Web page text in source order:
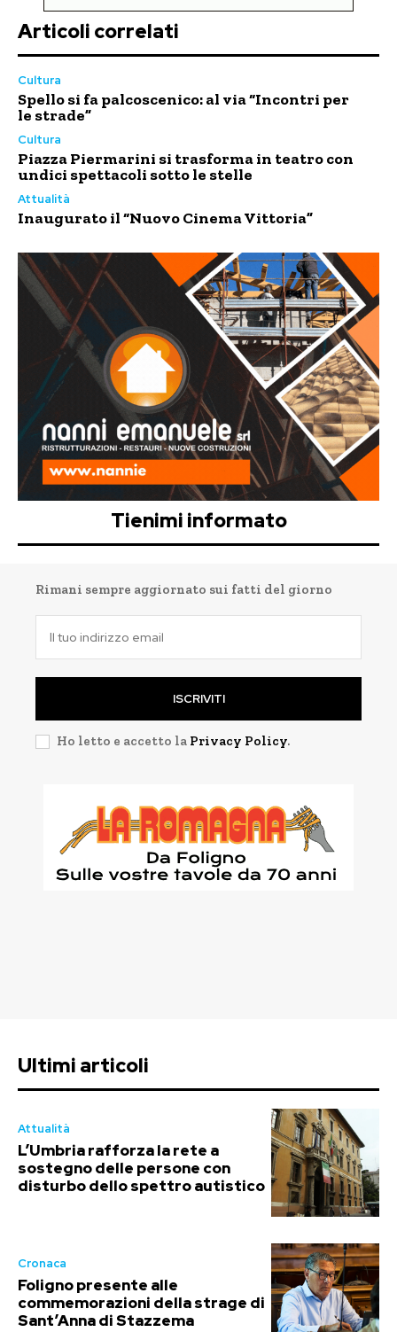
Articoli correlati
Cultura
Spello si fa palcoscenico: al via “Incontri per
le strade”
Cultura
Piazza Piermarini si trasforma in teatro con
undici spettacoli sotto le stelle
Attualità
Inaugurato il “Nuovo Cinema Vittoria”
Tienimi informato
Rimani sempre aggiornato sui fatti del giorno
ISCRIVITI
Ho letto e accetto la Privacy Policy.
Ultimi articoli
Attualità
L’Umbria rafforza la rete a
sostegno delle persone con
disturbo dello spettro autistico
Cronaca
Foligno presente alle
commemorazioni della strage di
Sant’Anna di Stazzema